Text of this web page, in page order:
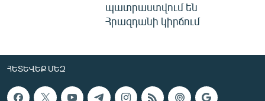
պատրաստվում են
Հրազդանի կիրճում
ՀԵՏԵՎԵՔ ՄԵԶ